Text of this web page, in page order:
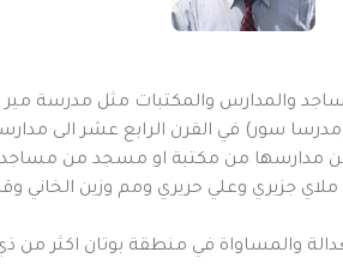
والمدارس والمكتبات مثل مدرسة
سور) في القرن الرابع عشر الى
مدارسها من مكتبة او مسجد من
جزيري وعلي حريري ومم وزين الخاني
والمساواة في منطقة بوتان اكثر من